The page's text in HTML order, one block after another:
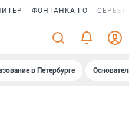
ФОНТАНКА ГО
в Петербурге